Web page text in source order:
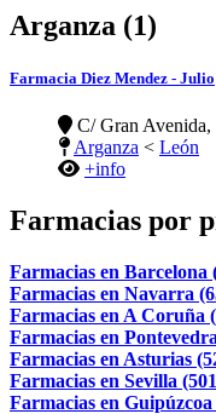
Arganza (1)
Farmacia Diez Mendez - Julio
C/ Gran Avenida,
Arganza < León
+info
Farmacias por
Farmacias en Barcelona
Farmacias en Navarra
Farmacias en A Coruña
Farmacias en
Farmacias en Asturias
Farmacias en Sevilla
Farmacias en Guipúzcoa